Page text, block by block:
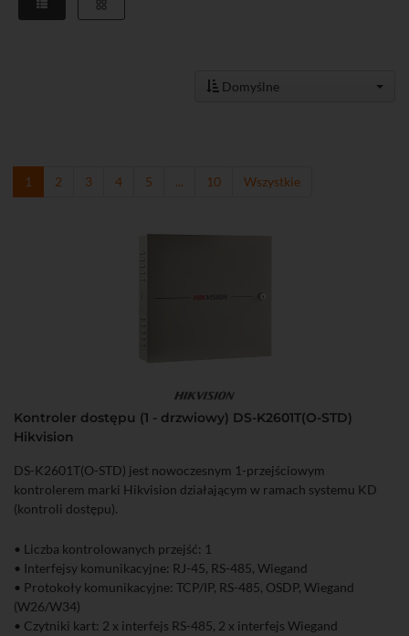
Domyślne
1 2 3 4 5 ... 10 Wszystkie
Kontroler dostępu (1 - drzwiowy) DS-K2601T(O-STD)
Hikvision
DS-K2601T(O-STD) jest nowoczesnym 1-przejściowym
kontrolerem marki Hikvision działającym w ramach systemu KD
(kontroli dostępu).
• Liczba kontrolowanych przejść: 1
• Interfejsy komunikacyjne: RJ-45, RS-485, Wiegand
• Protokoły komunikacyjne: TCP/IP, RS-485, OSDP, Wiegand
(W26/W34)
• Czytniki kart: 2 x interfejs RS-485, 2 x interfejs Wiegand